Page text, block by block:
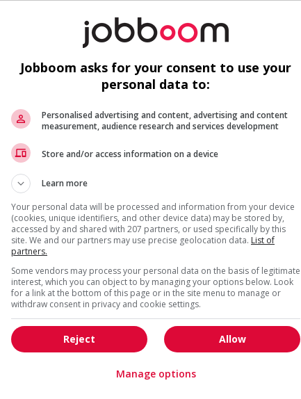
Jobboom asks for your consent to use your
personal data to:
Personalised advertising and content, advertising and content
measurement, audience research and services development
Store and/or access information on a device
Learn more
Your personal data will be processed and information from your device
(cookies, unique identifiers, and other device data) may be stored by,
accessed by and shared with 207 partners, or used specifically by this
site. We and our partners may use precise geolocation data. List of
partners.
Some vendors may process your personal data on the basis of legitimate
interest, which you can object to by managing your options below. Look
for a link at the bottom of this page or in the site menu to manage or
withdraw consent in privacy and cookie settings.
Allow
Reject
Manage options